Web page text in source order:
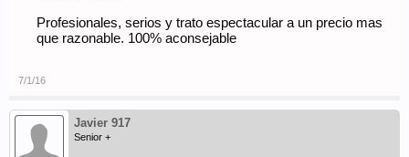
Profesionales, serios y trato espectacular a un precio mas
que razonable. 100% aconsejable
7/1/16
Javier 917
Senior +